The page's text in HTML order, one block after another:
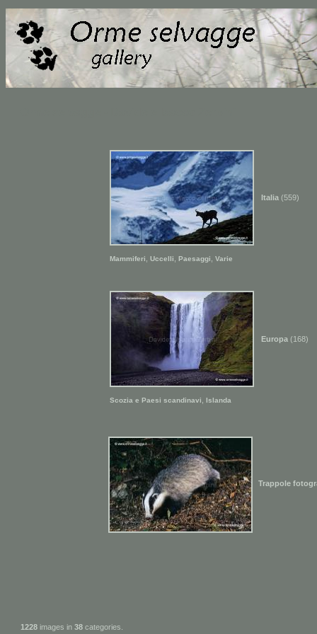
Italia (559)
Mammiferi Uccelli Paesaggi Varie
Europa (168)
Scozia e Paesi scandinavi Islanda
Trappole
1228 images in 38 categories.